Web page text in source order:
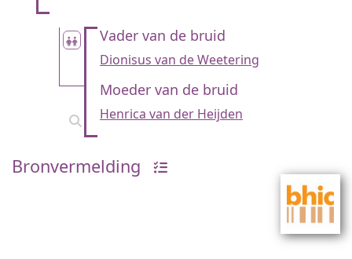
Vader van de bruid
Dionisus van de Weetering
Moeder van de bruid
Henrica van der Heijden
Bronvermelding